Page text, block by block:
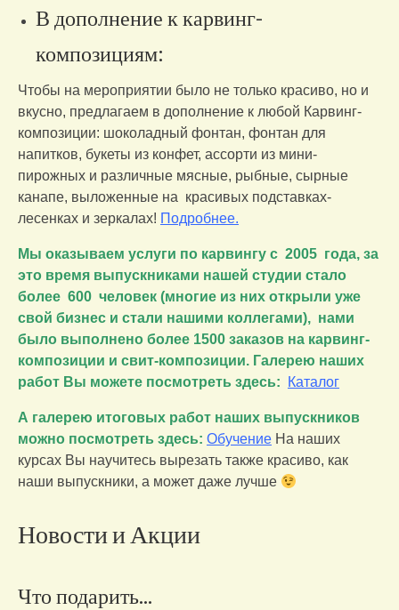
В дополнение к карвинг-
композициям:
Чтобы на мероприятии было не только красиво, но и
вкусно, предлагаем в дополнение к любой Карвинг-
композиции: шоколадный фонтан, фонтан для
напитков, букеты из конфет, ассорти из мини-
пирожных и различные мясные, рыбные, сырные
канапе, выложенные на красивых подставках-
лесенках и зеркалах! Подробнее.
Мы оказываем услуги по карвингу с 2005 года, за
это время выпускниками нашей студии стало
более 600 человек (многие из них открыли уже
свой бизнес и стали нашими коллегами), нами
было выполнено более 1500 заказов на карвинг-
композиции и свит-композиции. Галерею наших
работ Вы можете посмотреть здесь:
Каталог
А галерею итоговых работ наших выпускников
можно посмотреть здесь: Обучение На наших
курсах Вы научитесь вырезать также красиво, как
наши выпускники, а может даже лучше
Новости и Акции
Что подарить...